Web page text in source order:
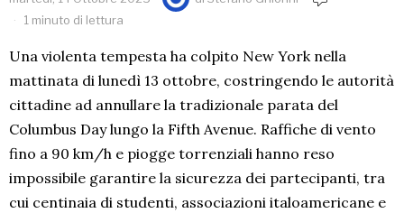
1 minuto di lettura
Una violenta tempesta ha colpito New York nella
mattinata di lunedì 13 ottobre, costringendo le autorità
cittadine ad annullare la tradizionale parata del
Columbus Day lungo la Fifth Avenue. Raffiche di vento
fino a 90 km/h e piogge torrenziali hanno reso
impossibile garantire la sicurezza dei partecipanti, tra
cui centinaia di studenti, associazioni italoamericane e